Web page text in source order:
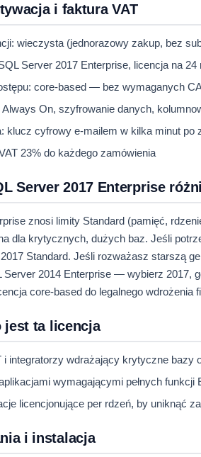
i faktura VAT
wieczysta (jednorazowy zakup, bez
Server 2017 Enterprise, licencja na 24
core-based — bez wymaganych
Always On, szyfrowanie danych,
klucz cyfrowy e-mailem w kilka minut po
23% do każdego zamówienia
Server 2017 Enterprise
znosi limity Standard (pamięć,
dla krytycznych, dużych baz. Jeśli
Standard. Jeśli rozważasz starszą
Server 2014 Enterprise — wybierz 2017,
core-based do legalnego wdrożenia
jest ta licencja
i integratorzy wdrażający krytyczne bazy
wymagającymi pełnych
licencjonujące per rdzeń, by uniknąć
i instalacja